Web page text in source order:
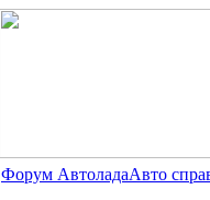
Форум АвтоладаАвто